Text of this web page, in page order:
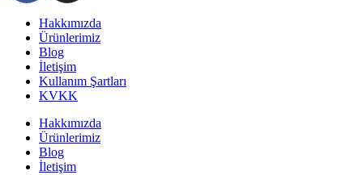
Hakkımızda
Ürünlerimiz
Blog
İletişim
Kullanım Şartları
KVKK
Hakkımızda
Ürünlerimiz
Blog
İletişim